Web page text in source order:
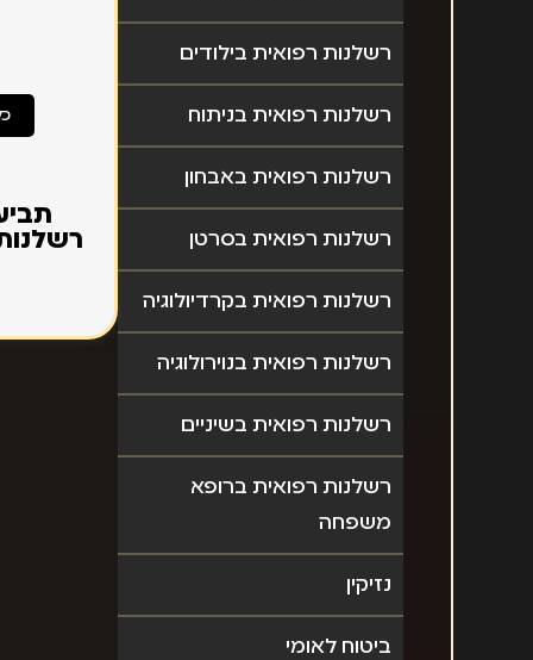
רשלנות רפואית בילודים
רשלנות רפואית בניתוח
רשלנות רפואית באבחון
רשלנות רפואית בסרטן
רשלנות רפואית בקרדיולוגיה
רשלנות רפואית בנוירולוגיה
רשלנות רפואית בשיניים
רשלנות רפואית ברופא
משפחה
נזיקין
ביטוח לאומי